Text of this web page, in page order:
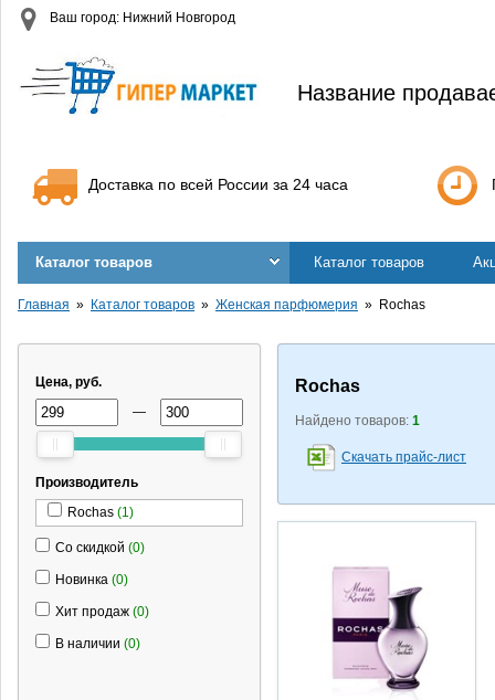
Ваш город: Нижний Новгород
Название
Доставка по всей России за 24 часа
Каталог товаров Каталог товаров
Главная Каталог товаров Женская парфюмерия Rochas
Цена, руб.
—
Производитель
Rochas (1)
Со скидкой (0)
Новинка (0)
Хит продаж (0)
В наличии (0)
Rochas
Найдено товаров: 1
Скачать прайс-лист